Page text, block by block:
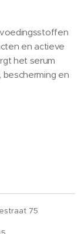
en actieve
het serum
en
75